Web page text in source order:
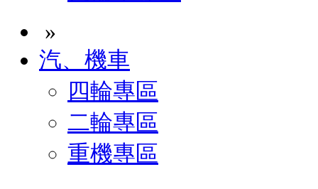
»
汽、機車
四輪專區
二輪專區
重機專區